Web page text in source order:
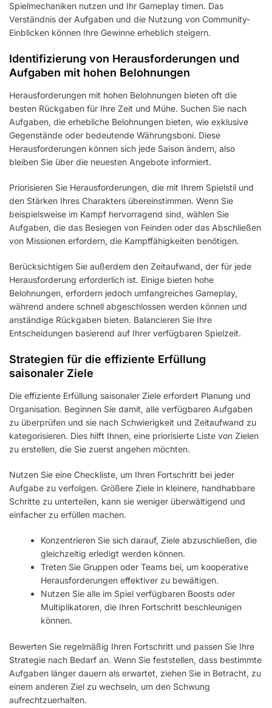
Spielmechaniken nutzen und Ihr Gameplay timen. Das
Verständnis der Aufgaben und die Nutzung von Community-
Einblicken können Ihre Gewinne erheblich steigern.
Identifizierung von Herausforderungen und
Aufgaben mit hohen Belohnungen
Herausforderungen mit hohen Belohnungen bieten oft die
besten Rückgaben für Ihre Zeit und Mühe. Suchen Sie nach
Aufgaben, die erhebliche Belohnungen bieten, wie exklusive
Gegenstände oder bedeutende Währungsboni. Diese
Herausforderungen können sich jede Saison ändern, also
bleiben Sie über die neuesten Angebote informiert.
Priorisieren Sie Herausforderungen, die mit Ihrem Spielstil und
den Stärken Ihres Charakters übereinstimmen. Wenn Sie
beispielsweise im Kampf hervorragend sind, wählen Sie
Aufgaben, die das Besiegen von Feinden oder das Abschließen
von Missionen erfordern, die Kampffähigkeiten benötigen.
Berücksichtigen Sie außerdem den Zeitaufwand, der für jede
Herausforderung erforderlich ist. Einige bieten hohe
Belohnungen, erfordern jedoch umfangreiches Gameplay,
während andere schnell abgeschlossen werden können und
anständige Rückgaben bieten. Balancieren Sie Ihre
Entscheidungen basierend auf Ihrer verfügbaren Spielzeit.
Strategien für die effiziente Erfüllung
saisonaler Ziele
Die effiziente Erfüllung saisonaler Ziele erfordert Planung und
Organisation. Beginnen Sie damit, alle verfügbaren Aufgaben
zu überprüfen und sie nach Schwierigkeit und Zeitaufwand zu
kategorisieren. Dies hilft Ihnen, eine priorisierte Liste von Zielen
zu erstellen, die Sie zuerst angehen möchten.
Nutzen Sie eine Checkliste, um Ihren Fortschritt bei jeder
Aufgabe zu verfolgen. Größere Ziele in kleinere, handhabbare
Schritte zu unterteilen, kann sie weniger überwältigend und
einfacher zu erfüllen machen.
Konzentrieren Sie sich darauf, Ziele abzuschließen, die
gleichzeitig erledigt werden können.
Treten Sie Gruppen oder Teams bei, um kooperative
Herausforderungen effektiver zu bewältigen.
Nutzen Sie alle im Spiel verfügbaren Boosts oder
Multiplikatoren, die Ihren Fortschritt beschleunigen
können.
Bewerten Sie regelmäßig Ihren Fortschritt und passen Sie Ihre
Strategie nach Bedarf an. Wenn Sie feststellen, dass bestimmte
Aufgaben länger dauern als erwartet, ziehen Sie in Betracht, zu
einem anderen Ziel zu wechseln, um den Schwung
aufrechtzuerhalten.